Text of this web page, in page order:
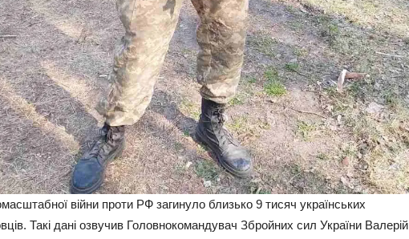
війни проти РФ загинуло близько 9 тисяч українських
Такі дані озвучив Головнокомандувач Збройних сил України Валерій